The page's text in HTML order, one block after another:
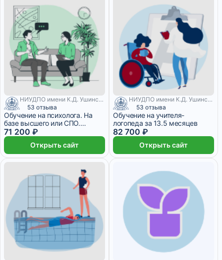
НИУДПО имени К.Д. Ушинского
53 отзыва
Обучение на психолога. На
базе высшего или СПО.
Онлайн
71 200 ₽
Открыть сайт
НИУДПО имени К.Д. Ушинского
53 отзыва
Обучение на учителя-
логопеда за 13.5 месяцев
82 700 ₽
Открыть сайт